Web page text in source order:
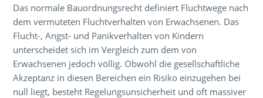
Das normale Bauordnungsrecht definiert Fluchtwege nach
dem vermuteten Fluchtverhalten von Erwachsenen. Das
Flucht-, Angst- und Panikverhalten von Kindern
unterscheidet sich im Vergleich zum dem von
Erwachsenen jedoch völlig. Obwohl die gesellschaftliche
Akzeptanz in diesen Bereichen ein Risiko einzugehen bei
null liegt, besteht Regelungsunsicherheit und oft massiver